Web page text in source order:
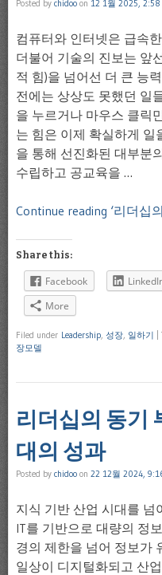
Posted by chidoo on 12 1월 2025, 2:58
컴퓨터와 인터넷은 급속
더불어 기술의 진보는 앞
적 힘)을 넘어선 더 큰 능
전에는 상상도 못했던 일
을 누르거나 마우스 클릭
는 힘은 이제 확실하게 일
을 통해 선진화된 대부분
수립하고 공교육을 …
Continue reading ‘리더십
Share this:
Facebook
More
Filed under Leadership, 성장, 일하기
장모델
리더십의 동기
대의 성과
Posted by chidoo on 22 12월 2024,
지식 기반 산업 시대를 넘
IT를 기반으로 대량의 정
경의 제한을 넘어 정보가
일상이 디지털화되고 산